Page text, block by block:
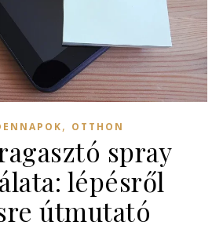
, OTTHON
spray
lépésről
útmutató